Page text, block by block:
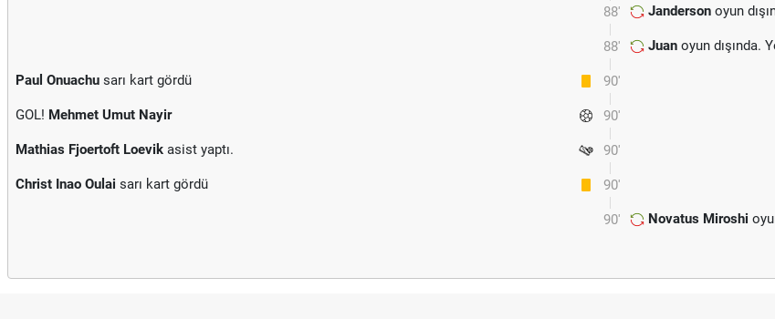
88' Janderson oyun
88' Juan oyun dışında.
90'
Paul Onuachu sarı kart gördü
90'
GOL! Mehmet Umut Nayir
90'
Mathias Fjoertoft Loevik asist yaptı.
90'
Christ Inao Oulai sarı kart gördü
90' Novatus Miroshi